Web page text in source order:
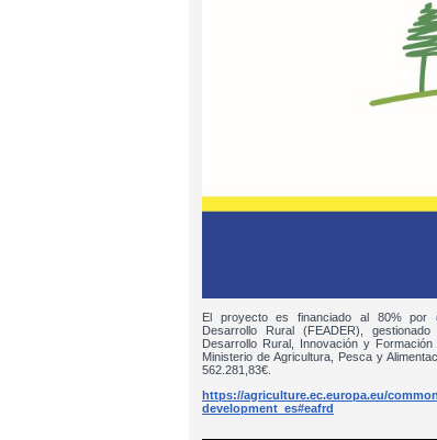
El proyecto es financiado al 80% por
Desarrollo Rural (FEADER),
Desarrollo Rural, Innovación y Formación
Ministerio de Agricultura, Pesca y
562.281,83€.
https://agriculture.ec.europa.eu/
development_es#eafrd